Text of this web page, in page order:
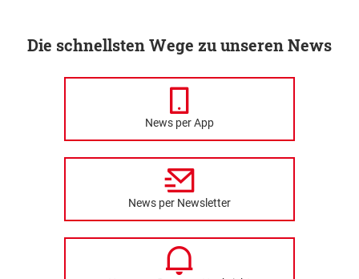
Die schnellsten Wege zu unseren News
News per App
News per Newsletter